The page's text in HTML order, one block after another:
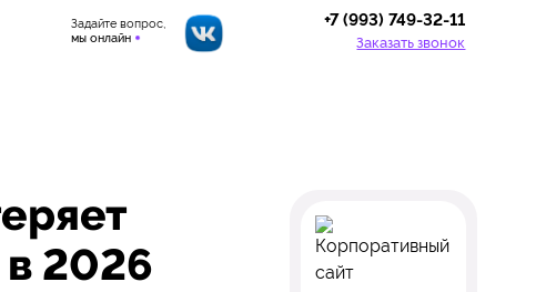
+7 (993) 749-32-11
Заказать звонок
Задайте вопрос,
мы онлайн
в 2026